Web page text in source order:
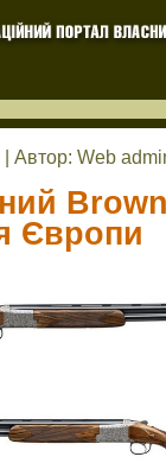
Автор: Web
Європи